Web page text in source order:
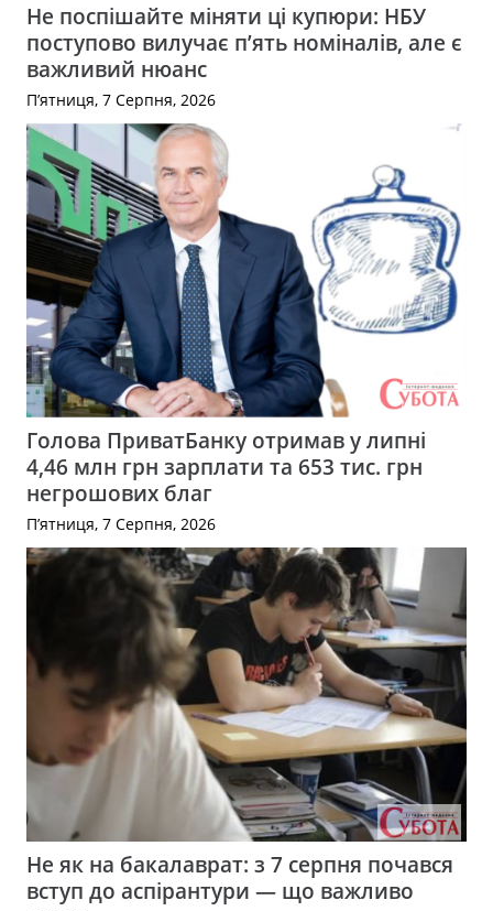
Не поспішайте міняти ці купюри: НБУ
поступово вилучає п’ять номіналів, але є
важливий нюанс
П’ятниця, 7 Серпня, 2026
Голова ПриватБанку отримав у липні
4,46 млн грн зарплати та 653 тис. грн
негрошових благ
П’ятниця, 7 Серпня, 2026
Не як на бакалаврат: з 7 серпня почався
вступ до аспірантури — що важливо